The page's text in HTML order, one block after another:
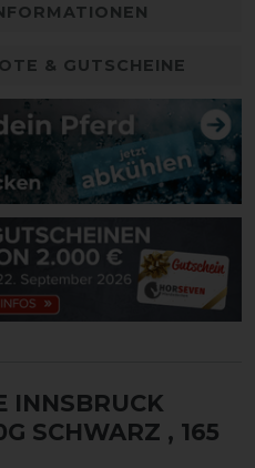
& GUTSCHEINE
INNSBRUCK
SCHWARZ , 165